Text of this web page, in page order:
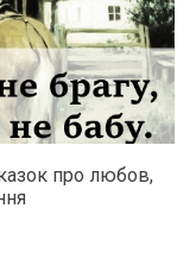
про любов,